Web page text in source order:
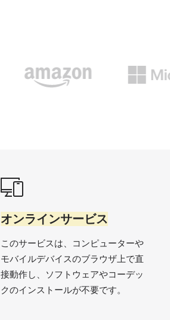
オンラインサービス
このサービスは、コンピューターや
モバイルデバイスのブラウザ上で直
接動作し、ソフトウェアやコーデッ
クのインストールが不要です。